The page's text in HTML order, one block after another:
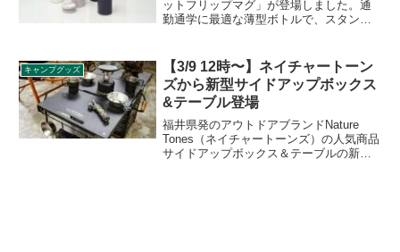
ットフリップマグ」が登場しました。通
勤通学に最適な薄型ボトルで、スタンレ
スボトルと比べて3分の1の軽量化を実現
しています。詳細をレビューします。
キャンプグッズ
【3/9 12時〜】ネイチャートーン
ズから新型サイドアップボックス
&テーブル登場
福井県発のアウトドアブランドNature
Tones（ネイチャートーンズ）の人気商品
サイドアップボックス＆テーブルの新型